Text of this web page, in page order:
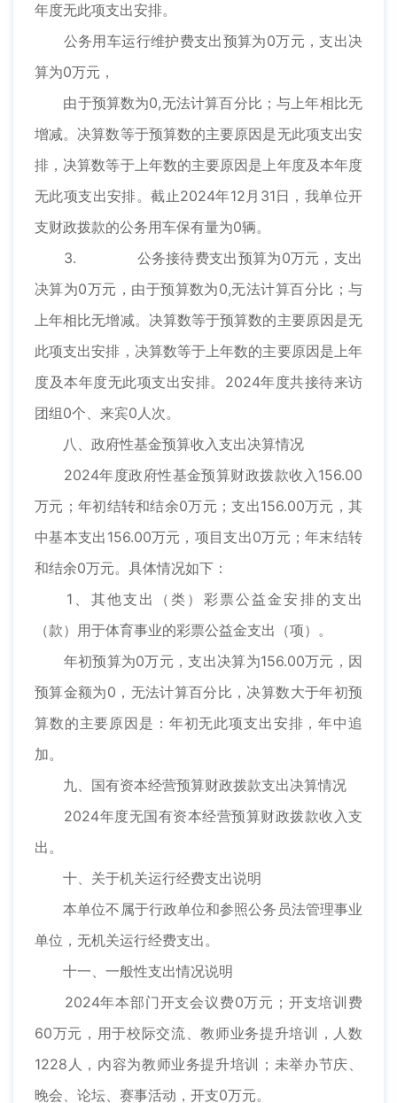
年度无此项支出安排。
公务用车运行维护费支出预算为0万元，支出决
算为0万元，
由于预算数为0,无法计算百分比；与上年相比无
增减。决算数等于预算数的主要原因是无此项支出安
排，决算数等于上年数的主要原因是上年度及本年度
无此项支出安排。截止2024年12月31日，我单位开
支财政拨款的公务用车保有量为0辆。
3. 公务接待费支出预算为0万元，支出
决算为0万元，由于预算数为0,无法计算百分比；与
上年相比无增减。决算数等于预算数的主要原因是无
此项支出安排，决算数等于上年数的主要原因是上年
度及本年度无此项支出安排。2024年度共接待来访
团组0个、来宾0人次。
八、政府性基金预算收入支出决算情况
2024年度政府性基金预算财政拨款收入156.00
万元；年初结转和结余0万元；支出156.00万元，其
中基本支出156.00万元，项目支出0万元；年末结转
和结余0万元。具体情况如下：
1、其他支出（类）彩票公益金安排的支出
（款）用于体育事业的彩票公益金支出（项）。
年初预算为0万元，支出决算为156.00万元，因
预算金额为0，无法计算百分比，决算数大于年初预
算数的主要原因是：年初无此项支出安排，年中追
加。
九、国有资本经营预算财政拨款支出决算情况
2024年度无国有资本经营预算财政拨款收入支
出。
十、关于机关运行经费支出说明
本单位不属于行政单位和参照公务员法管理事业
单位，无机关运行经费支出。
十一、一般性支出情况说明
2024年本部门开支会议费0万元；开支培训费
60万元，用于校际交流、教师业务提升培训，人数
1228人，内容为教师业务提升培训；未举办节庆、
晚会、论坛、赛事活动，开支0万元。